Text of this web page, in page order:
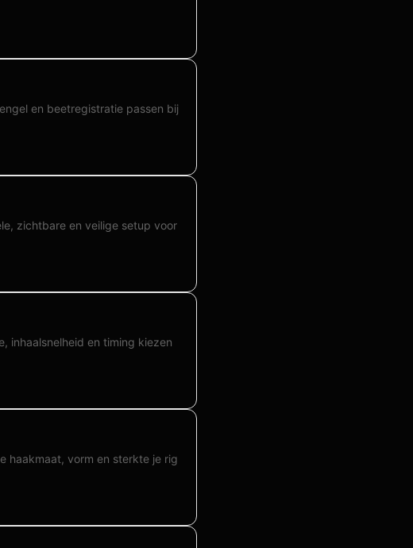
en beetregistratie passen bij
zichtbare en veilige setup voor
inhaalsnelheid en timing kiezen
haakmaat, vorm en sterkte je rig